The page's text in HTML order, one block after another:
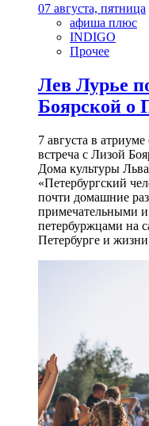
07 августа, пятница
афиша плюс
INDIGO
Прочее
Лев Лурье
Боярской о
7 августа в
встреча с Лизой
Дома культуры
«Петербургский
почти домашние
примечательными
петербуржцами на
Петербурге и